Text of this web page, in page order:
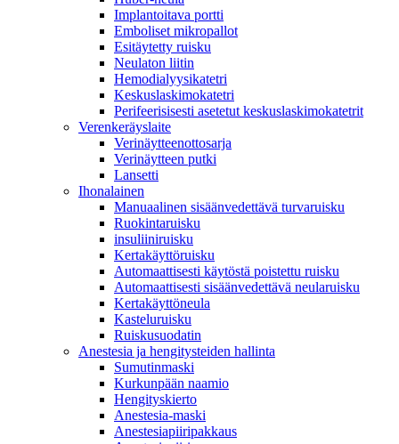
Implantoitava portti
Emboliset mikropallot
Esitäytetty ruisku
Neulaton liitin
Hemodialyysikatetri
Keskuslaskimokatetri
Perifeerisisesti asetetut keskuslaskimokatetrit
Verenkeräyslaite
Verinäytteenottosarja
Verinäytteen putki
Lansetti
Ihonalainen
Manuaalinen sisäänvedettävä turvaruisku
Ruokintaruisku
insuliiniruisku
Kertakäyttöruisku
Automaattisesti käytöstä poistettu ruisku
Automaattisesti sisäänvedettävä neularuisku
Kertakäyttöneula
Kasteluruisku
Ruiskusuodatin
Anestesia ja hengitysteiden hallinta
Sumutinmaski
Kurkunpään naamio
Hengityskierto
Anestesia-maski
Anestesiapiiripakkaus